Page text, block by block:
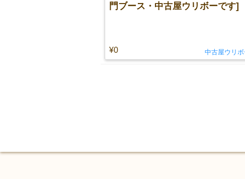
門ブース・中古屋ウリボーです]
¥0 中古屋ウリボ